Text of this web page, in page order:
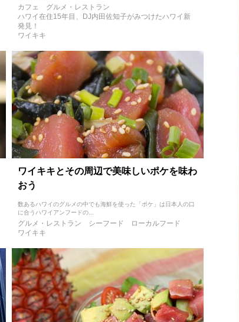
カフェ
グルメ・レストラン
ハワイ在住15年目、DJ内田佐知子がみつけたハワイ新
発見！
ワイキキ
ワイキキとその周辺で美味しいポケを味わ
おう
数あるハワイのグルメの中でも海鮮を使った「ポケ」は日本人の口
に合うハワイアンフードの...
グルメ・レストラン シーフード
ローカルフード
ワイキキ